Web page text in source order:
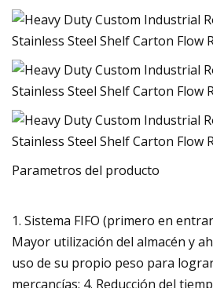
Parametros del producto
1. Sistema FIFO (primero en
Mayor utilización del almacén y
uso de su propio peso para
mercancías; 4. Reducción del